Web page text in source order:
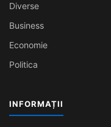
Diverse
Business
Economie
Politica
INFORMAȚII